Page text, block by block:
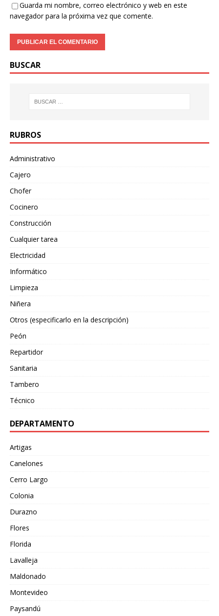
Guarda mi nombre, correo electrónico y web en este
navegador para la próxima vez que comente.
BUSCAR
RUBROS
Administrativo
Cajero
Chofer
Cocinero
Construcción
Cualquier tarea
Electricidad
Informático
Limpieza
Niñera
Otros (especificarlo en la descripción)
Peón
Repartidor
Sanitaria
Tambero
Técnico
DEPARTAMENTO
Artigas
Canelones
Cerro Largo
Colonia
Durazno
Flores
Florida
Lavalleja
Maldonado
Montevideo
Paysandú